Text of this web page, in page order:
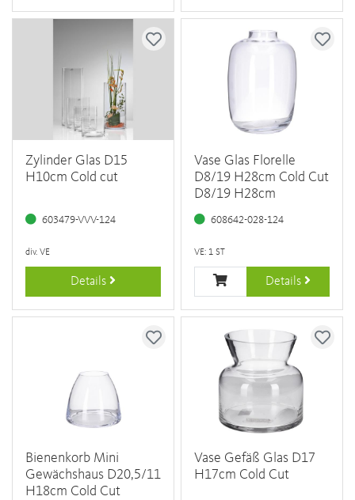
Zylinder Glas D15
H10cm Cold cut
603479-VVV-124
div. VE
Details
Vase Glas Florelle
D8/19 H28cm Cold Cut
D8/19 H28cm
608642-028-124
VE: 1 ST
Details
Bienenkorb Mini
Gewächshaus D20,5/11
H18cm Cold Cut
Vase Gefäß Glas D17
H17cm Cold Cut